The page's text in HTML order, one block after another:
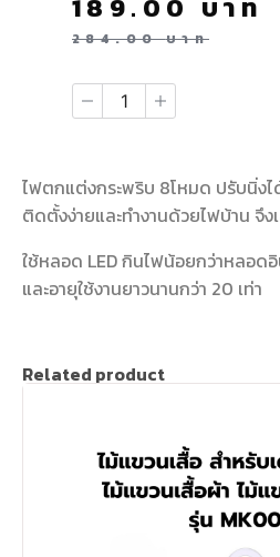
284.00บาท
189.00 บาท
ไฟตกแต่งกระพริบ 8โหมด ปรับนิ่งไ
ติดตั้งง่ายและทำงานด้วยไฟบ้าน จึง
ใช้หลอด LED กินไฟน้อยกว่าหลอด
และอายุใช้งานยาวนานกว่า 20 เท่า
Related product